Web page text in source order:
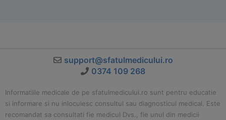
support@sfatulmedicului.ro
0374 109 268
Informatiile medicale de pe sfatulmedicului.ro sunt pentru educatie
si informare si nu inlocuiesc consultul sau diagnosticul medical. Este
recomandat sa consultati fie medicul Dvs., fie unul din medicii